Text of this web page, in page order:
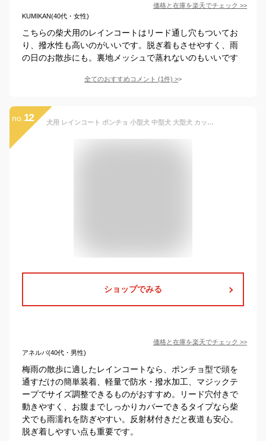
価格と在庫を楽天でチェック >>
KUMIKAN(40代・女性)
こちらの柴犬用のレインコートはリード通し穴もついてお
り、撥水性も高いのがいいです。脱ぎ着もさせやすく、雨
の日のお散歩にも。裏地メッシュで蒸れないのもいいです
全てのおすすめコメント (1件) >
no. 12 犬用 レインコート ポンチョ 小型犬 中型犬 大型犬 カッパ 合羽 着せやすい 雨具 フード リード穴付き サイズ調節 カバーオール 梅雨対策 防水 撥水 可愛い お洒落 お散歩 簡単装着 フレンチブルドッグ チワワ プードル 柴犬 コーギー 動物柄
ショップでみる
価格と在庫を楽天でチェック >>
アネルバ(40代・男性)
梅雨の散歩に適したレインコートなら、ポンチョ型で頭を
通すだけの簡単装着、軽量で防水・撥水加工、マジックテ
ープでサイズ調整できるものがおすすめ。リード穴付きで
動きやすく、お腹までしっかりカバーできるタイプなら柴
犬でも雨濡れを防ぎやすい。反射材付きだと夜道も安心。
脱ぎ着しやすい点も重要です。